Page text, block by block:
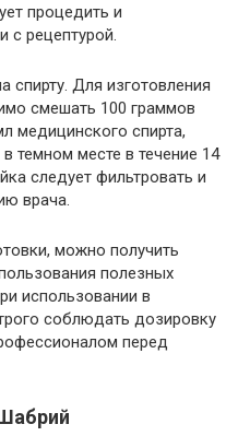
процедить и
с рецептурой.
спирту. Для изготовления
смешать 100 граммов
медицинского спирта,
темном месте в течение 14
следует фильтровать и
врача.
можно получить
полезных
использовании в
соблюдать дозировку
перед